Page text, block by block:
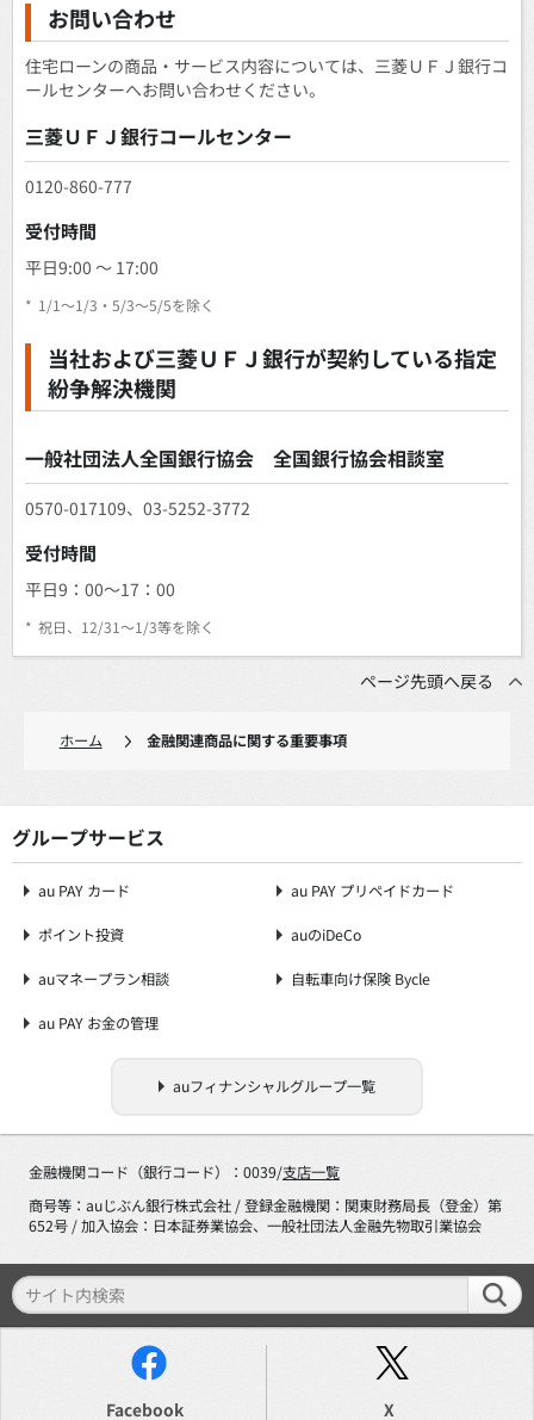
お問い合わせ
住宅ローンの商品・サービス内容については、三菱ＵＦＪ銀行コ
ールセンターへお問い合わせください。
三菱ＵＦＪ銀行コールセンター
0120-860-777
受付時間
平日9:00 ～ 17:00
* 1/1～1/3・5/3～5/5を除く
当社および三菱ＵＦＪ銀行が契約している指定
紛争解決機関
一般社団法人全国銀行協会 全国銀行協会相談室
0570-017109、03-5252-3772
受付時間
平日9：00～17：00
* 祝日、12/31～1/3等を除く
ページ先頭へ戻る
ホーム 金融関連商品に関する重要事項
グループサービス
au PAY カード au PAY プリペイドカード
ポイント投資 auのiDeCo
auマネープラン相談 自転車向け保険 Bycle
au PAY お金の管理
auフィナンシャルグループ一覧
金融機関コード（銀行コード）：0039/支店一覧
商号等：auじぶん銀行株式会社 / 登録金融機関：関東財務局長（登金）第
652号 / 加入協会：日本証券業協会、一般社団法人金融先物取引業協会
Facebook X